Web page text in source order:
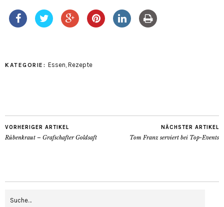
KATEGORIE: Essen Rezepte
VORHERIGER ARTIKEL
Rübenkraut – Grafschafter Goldsaft
NÄCHSTER ARTIKEL
Tom Franz serviert bei Top-Events